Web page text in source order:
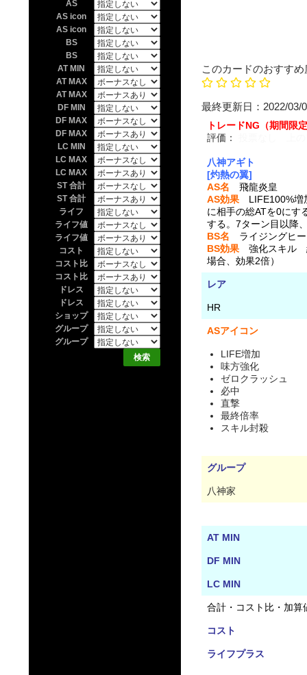
このカードのおすすめ
最終更新日
トレードNG（期間限
評価：
八神アギト
[灼熱の翼]
AS名 飛龍炎皇
AS効果 LIFE100%増
に相手の総ATを0にす
する。7ターン目以降
BS名 ライジングヒ
BS効果 強化スキル
場合、効果2倍）
レア
HR
ASアイコン
LIFE増加
味方強化
ゼロクラッシュ
必中
直撃
最終倍率
スキル封殺
グループ
八神家
AT MIN
DF MIN
LC MIN
合計・コスト比・加算
コスト
ライフプラス
AS
AS icon
AS icon
BS
BS
AT MIN
AT MAX
AT MAX
DF MIN
DF MAX
DF MAX
LC MIN
LC MAX
LC MAX
ST 合計
ST 合計
ライフ
ライフ値
ライフ値
コスト
コスト比
コスト比
ドレス
ドレス
ショップ
グループ
グループ